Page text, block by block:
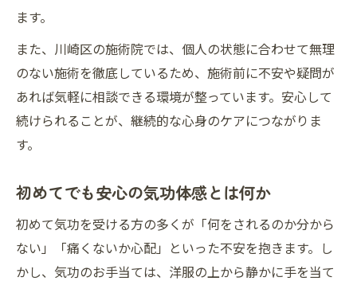
ます。
また、川崎区の施術院では、個人の状態に合わせて無理
のない施術を徹底しているため、施術前に不安や疑問が
あれば気軽に相談できる環境が整っています。安心して
続けられることが、継続的な心身のケアにつながりま
す。
初めてでも安心の気功体感とは何か
初めて気功を受ける方の多くが「何をされるのか分から
ない」「痛くないか心配」といった不安を抱きます。し
かし、気功のお手当ては、洋服の上から静かに手を当て